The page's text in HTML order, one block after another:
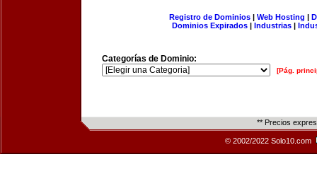
Registro de Dominios| Web Hosting |
Dominios Expirados | Industrias |
Categorías de Dominio:
[Pág.
** Precios
© 2002/2022 Solo10.com